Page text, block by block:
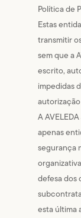
Política de
Estas
transmitir
sem que a
escrito,
impedidas
autorização
A
apenas
segurança
defesa dos
esta última